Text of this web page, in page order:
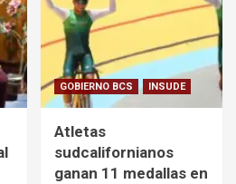
GOBIERNO BCS INSUDE
Atletas
sudcalifornianos
ganan 11 medallas en